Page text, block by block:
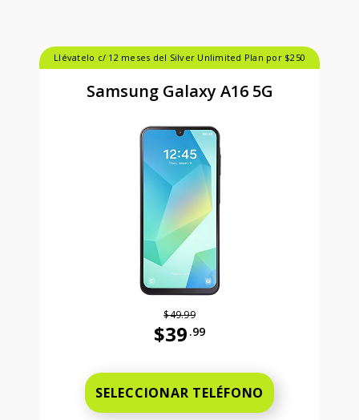
Llévatelo c/ 12 meses del Silver Unlimited Plan por $250
Samsung Galaxy A16 5G
$49.99
$39 .99
SELECCIONAR TELÉFONO